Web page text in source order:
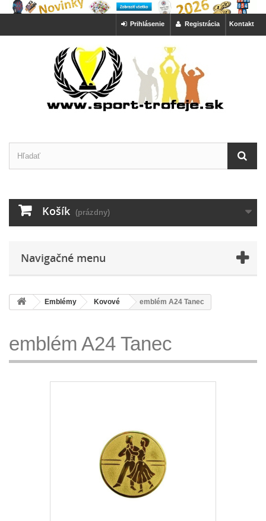
Kontakt
Registrácia
Prihlásenie
Košík (prázdny)
Navigačné menu
Emblémy Kovové emblém A24 Tanec
emblém A24 Tanec